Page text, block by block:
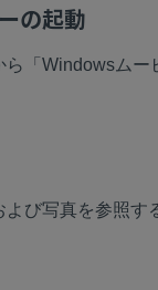
の起動
「Windowsム
び写真を参照す